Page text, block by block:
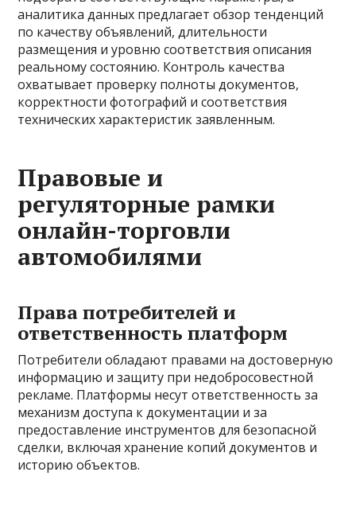
аналитика данных предлагает обзор тенденций
по качеству объявлений, длительности
размещения и уровню соответствия описания
реальному состоянию. Контроль качества
охватывает проверку полноты документов,
корректности фотографий и соответствия
технических характеристик заявленным.
Правовые и
регуляторные рамки
онлайн-торговли
автомобилями
Права потребителей и
ответственность платформ
Потребители обладают правами на достоверную
информацию и защиту при недобросовестной
рекламе. Платформы несут ответственность за
механизм доступа к документации и за
предоставление инструментов для безопасной
сделки, включая хранение копий документов и
историю объектов.